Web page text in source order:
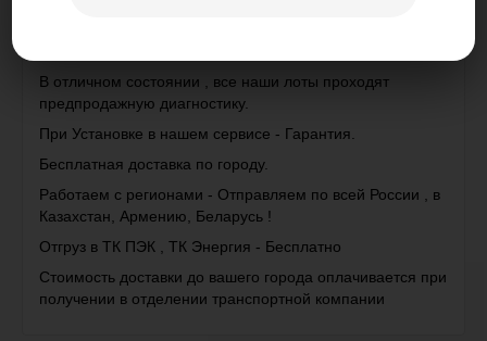
В отличном состоянии , все наши лоты проходят
предпродажную диагностику.
При Установке в нашем сервисе - Гарантия.
Бесплатная доставка по городу.
Работаем с регионами - Отправляем по всей России , в
Казахстан, Армению, Беларусь !
Отгруз в ТК ПЭК , ТК Энергия - Бесплатно
Стоимость доставки до вашего города оплачивается при
получении в отделении транспортной компании